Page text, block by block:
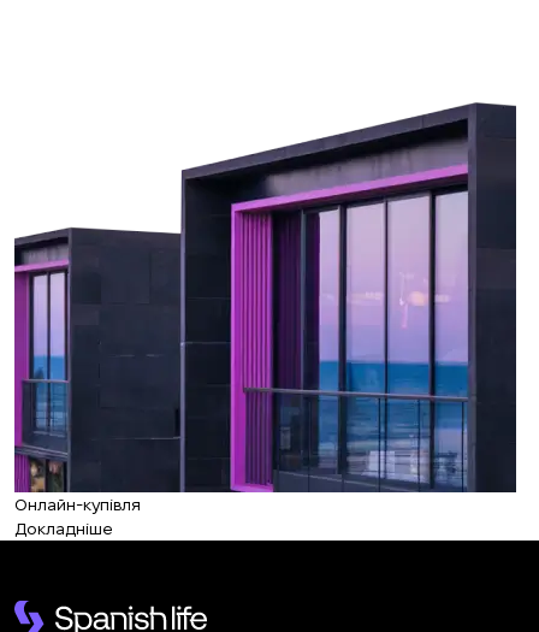
Онлайн-купівля
Докладніше